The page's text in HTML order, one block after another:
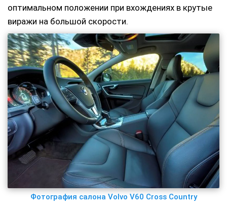
оптимальном положении при вхождениях в крутые
виражи на большой скорости.
Фотография салона Volvo V60 Cross Country